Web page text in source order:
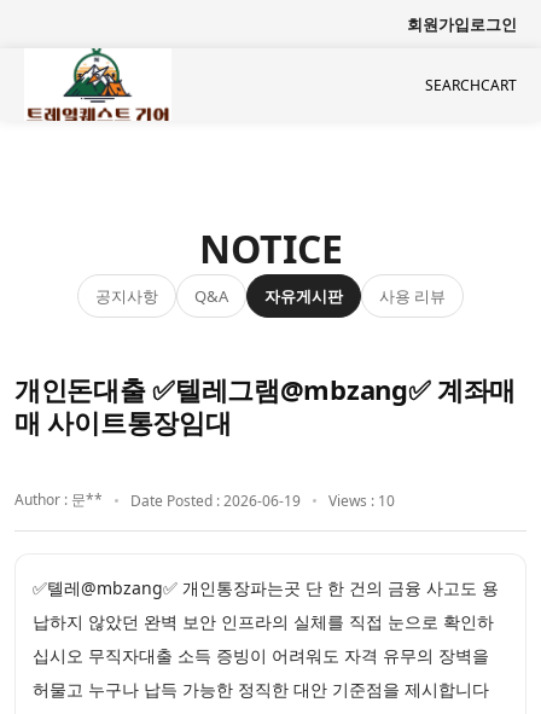
회원가입로그인
SEARCHCART
NOTICE
공지사항 Q&A 자유게시판 사용 리뷰
개인돈대출 ✅텔레그램@mbzang✅ 계좌매
매 사이트통장임대
Author : 문** Date Posted : 2026-06-19 Views : 10
✅톌레@mbzang✅ 개인통장파는곳 단 한 건의 금융 사고도 용
납하지 않았던 완벽 보안 인프라의 실체를 직접 눈으로 확인하
십시오 무직자대출 소득 증빙이 어려워도 자격 유무의 장벽을
허물고 누구나 납득 가능한 정직한 대안 기준점을 제시합니다